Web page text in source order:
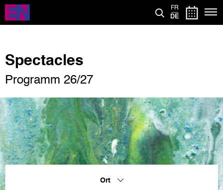
Direkt
zum
Inhalt
FR
DE
Spectacles
Programm 26/27
Ort